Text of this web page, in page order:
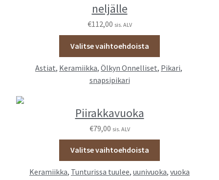
neljälle
€112,00 sis. ALV
Valitse vaihtoehdoista
Astiat, Keramiikka, Ölkyn Onnelliset, Pikari,
snapsipikari
Piirakkavuoka
€79,00 sis. ALV
Valitse vaihtoehdoista
Keramiikka, Tunturissa tuulee, uunivuoka, vuoka